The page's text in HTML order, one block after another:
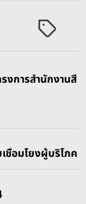
T
g
e
งการสำนักงานสี
ชื่อมโยงผู้บริโภค